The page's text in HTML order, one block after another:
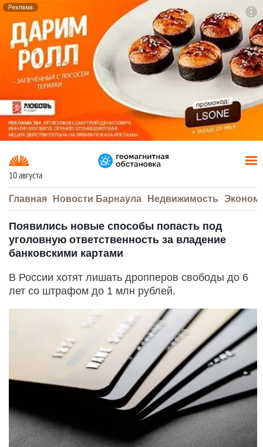
Реклама
10 августа
Главная Новости Барнаула Недвижимость
Появились новые способы попасть под
уголовную ответственность за владение
банковскими картами
В России хотят лишать дропперов свободы до 6
лет со штрафом до 1 млн рублей.